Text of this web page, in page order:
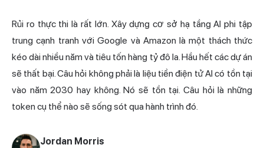
Rủi ro thực thi là rất lớn. Xây dựng cơ sở hạ tầng AI phi tập
trung cạnh tranh với Google và Amazon là một thách thức
kéo dài nhiều năm và tiêu tốn hàng tỷ đô la. Hầu hết các dự án
sẽ thất bại. Câu hỏi không phải là liệu tiền điện tử AI có tồn tại
vào năm 2030 hay không. Nó sẽ tồn tại. Câu hỏi là những
token cụ thể nào sẽ sống sót qua hành trình đó.
Jordan Morris